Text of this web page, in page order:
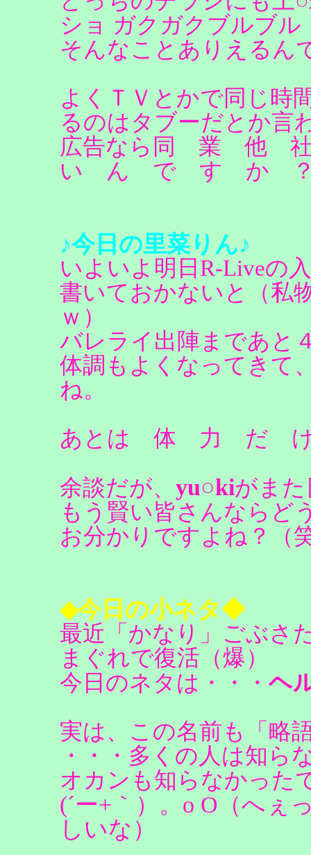
ショ ガクガクブルブル
そんなことありえるん
よくＴＶとかで同じ時
るのはタブーだとか言
広告なら同 業
い ん で す か
♪今日の里菜りん♪
いよいよ明日R-Liveの
書いておかないと（私
ｗ）
バレライ出陣まであと
体調もよくなってきて
ね。
あとは 体 力 だ け
余談だが、 yu○kiがまた
もう賢い皆さんならど
お分かりですよね？（
◆今日の小ネタ◆
最近「かなり」ごぶさ
まぐれで復活（爆）
今日のネタは・・・ ヘ
実は、この名前も「略
・・・多くの人は知ら
オカンも知らなかった
(´ー+｀）。o O（へぇ
しいな）